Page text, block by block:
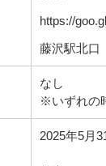
https://
藤沢駅北
なし
※いずれの
2025年5月